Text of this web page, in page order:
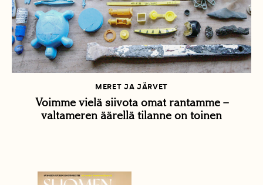
MERET JA JÄRVET
Voimme vielä siivota omat rantamme –
valtameren äärellä tilanne on toinen